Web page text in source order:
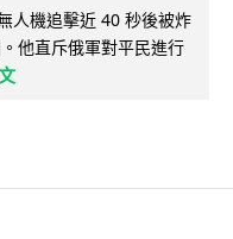
人機追擊近 40 秒後被炸
他直斥俄軍對平民進行